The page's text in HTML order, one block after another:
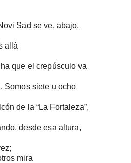
Sad se ve, abajo,
que el crepúsculo va
Somos siete u ocho
de la “La Fortaleza”,
desde esa altura,
mira